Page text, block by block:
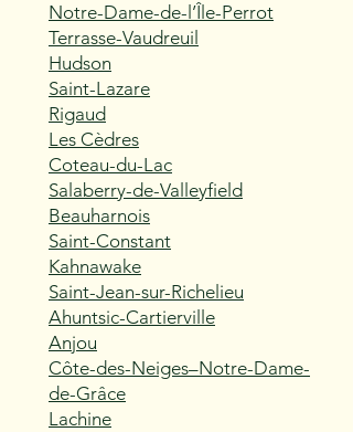
Notre-Dame-de-l’Île-Perrot
Terrasse-Vaudreuil
Hudson
Saint-Lazare
Rigaud
Les Cèdres
Coteau-du-Lac
Salaberry-de-Valleyfield
Beauharnois
Saint-Constant
Kahnawake
Saint-Jean-sur-Richelieu
Ahuntsic-Cartierville
Anjou
Côte-des-Neiges–Notre-Dame-
de-Grâce
Lachine